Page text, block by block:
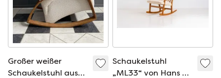
Großer weißer
Schaukelstuhl aus
Schaukelstuhl
„ML33“ von Hans J.